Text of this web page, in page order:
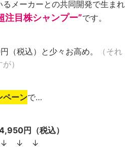
るメーカーとの共同開発で生まれ
注目株シャンプー”です。
（税込）と少々お高め。
（それ
）
ペーンで…
円（税込）
↓ ↓ ↓